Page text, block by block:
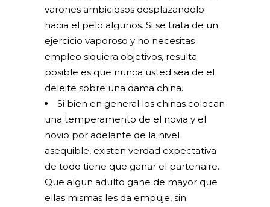
varones ambiciosos desplazandolo
hacia el pelo algunos. Si se trata de un
ejercicio vaporoso y no necesitas
empleo siquiera objetivos, resulta
posible es que nunca usted sea de el
deleite sobre una dama china.
Si bien en general los chinas colocan
una temperamento de el novia y el
novio por adelante de la nivel
asequible, existen verdad expectativa
de todo tiene que ganar el partenaire.
Que algun adulto gane de mayor que
ellas mismas les da empuje, sin